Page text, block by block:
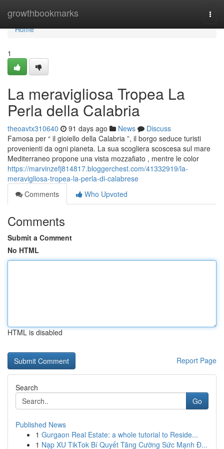
growthbookmarks
Home
Home
1
La meravigliosa Tropea La
Perla della Calabria
theoavtx310640 91 days ago News
Discuss
Famosa per “ il gioiello della Calabria ”, il borgo seduce turisti
provenienti da ogni pianeta. La sua scogliera scoscesa sul mare
Mediterraneo propone una vista mozzafiato , mentre le color
https://marvinzefj814817.bloggerchest.com/41332919/la-
meravigliosa-tropea-la-perla-di-calabrese
Comments
Who Upvoted
Comments
Submit a Comment
No HTML
HTML is disabled
Report Page
Search
Go
Published News
1 Gurgaon Real Estate: a whole tutorial to Reside...
1 Nạp XU TikTok Bí Quyết Tăng Cường Sức Mạnh Đ...